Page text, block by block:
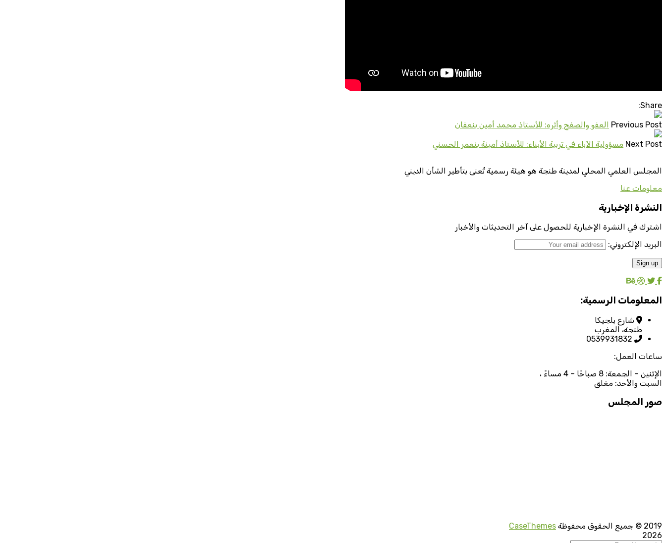
Share:
Previous Post العفو والصفح وأثره: للأستاذ محمد أمين بنعفان
Next Post مسؤولية الآباء في تربية الأبناء: للأستاذ أمينة بنعمر الحسني
المجلس العلمي المحلي لمدينة طنجة هو هيئة رسمية تُعنى بتأطير الشأن الديني
معلومات عنا
النشرة الإخبارية
اشترك في النشرة الإخبارية للحصول على آخر التحديثات والأخبار
البريد الإلكتروني:
المعلومات الرسمية:
شارع بلجيكا
طنجة، المغرب
0539931832
ساعات العمل:
الإثنين – الجمعة: 8 صباحًا – 4 مساءً ،
السبت والأحد: مغلق
صور المجلس
2019 © جميع الحقوق محفوظة CaseThemes
2026